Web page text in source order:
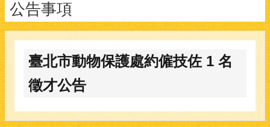
公告事項
臺北市動物保護處約僱技佐 1 名
徵才公告